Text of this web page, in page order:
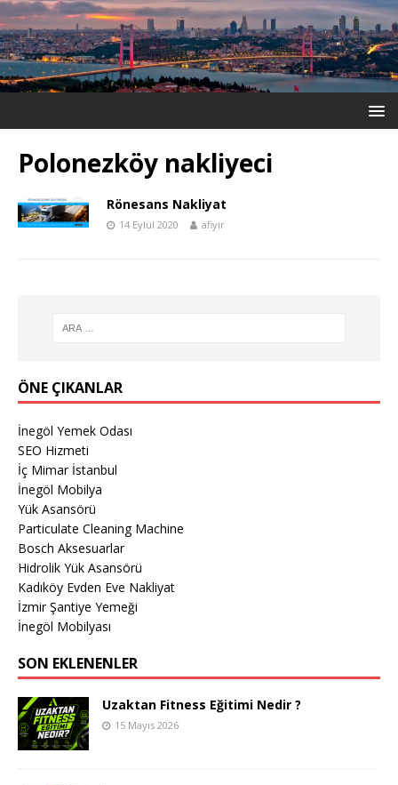
Polonezköy nakliyeci
Rönesans Nakliyat
14 Eylül 2020 afiyir
ÖNE ÇIKANLAR
İnegöl Yemek Odası
SEO Hizmeti
İç Mimar İstanbul
İnegöl Mobilya
Yük Asansörü
Particulate Cleaning Machine
Bosch Aksesuarlar
Hidrolik Yük Asansörü
Kadıköy Evden Eve Nakliyat
İzmir Şantiye Yemeği
İnegöl Mobilyası
SON EKLENENLER
Uzaktan Fitness Eğitimi Nedir ?
15 Mayıs 2026